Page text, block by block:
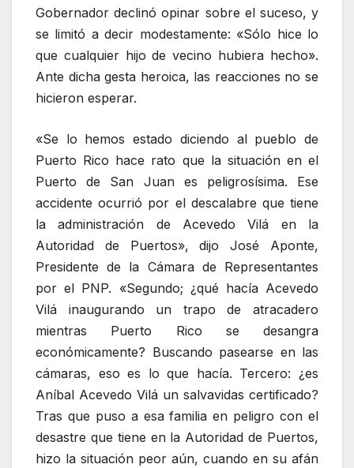
Gobernador declinó opinar sobre el suceso, y
se limitó a decir modestamente: «Sólo hice lo
que cualquier hijo de vecino hubiera hecho».
Ante dicha gesta heroica, las reacciones no se
hicieron esperar.
«Se lo hemos estado diciendo al pueblo de
Puerto Rico hace rato que la situación en el
Puerto de San Juan es peligrosísima. Ese
accidente ocurrió por el descalabre que tiene
la administración de Acevedo Vilá en la
Autoridad de Puertos», dijo José Aponte,
Presidente de la Cámara de Representantes
por el PNP. «Segundo; ¿qué hacía Acevedo
Vilá inaugurando un trapo de atracadero
mientras Puerto Rico se desangra
económicamente? Buscando pasearse en las
cámaras, eso es lo que hacía. Tercero: ¿es
Aníbal Acevedo Vilá un salvavidas certificado?
Tras que puso a esa familia en peligro con el
desastre que tiene en la Autoridad de Puertos,
hizo la situación peor aún, cuando en su afán